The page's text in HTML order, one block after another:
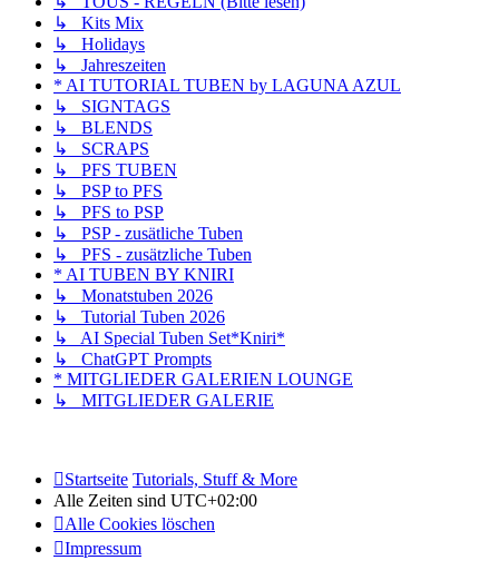
↳ Kits Mix
↳ Holidays
↳ Jahreszeiten
* AI TUTORIAL TUBEN by LAGUNA AZUL
↳ SIGNTAGS
↳ BLENDS
↳ SCRAPS
↳ PFS TUBEN
↳ PSP to PFS
↳ PFS to PSP
↳ PSP - zusätliche Tuben
↳ PFS - zusätzliche Tuben
* AI TUBEN BY KNIRI
↳ Monatstuben 2026
↳ Tutorial Tuben 2026
↳ AI Special Tuben Set*Kniri*
↳ ChatGPT Prompts
* MITGLIEDER GALERIEN LOUNGE
↳ MITGLIEDER GALERIE
Startseite Tutorials, Stuff & More
Alle Zeiten sind UTC+02:00
Alle Cookies löschen
Impressum